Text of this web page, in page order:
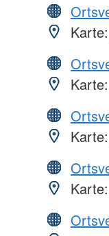
Karte:
Karte:
Karte:
Karte: